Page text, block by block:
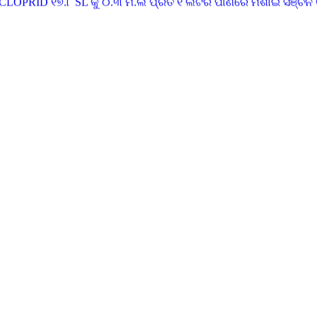
ପ୍ରତି ଲିଟର ପାଣିରେ ମିଶାଇ ସିଞ୍ଚନ କଲେ ଡାହାଣିଆ ପୋକ ଲାଗିବ ନାହିଁ
ଟ୍ରାପ ବା ଯନ୍ତା ବ୍ୟବହାର କରନ୍ତୁ |
କରିଲେ କି ଆକ୍ରମଣରୁ ଗଛକୁ ରକ୍ଷା କରାଯାଇ ପାରିବ |
BORDO MIXTURE (୧:୧ :୧୦୦ ଅନୁପାତ ର ତୁତିଆ, ଚୂନ ଏବଂ